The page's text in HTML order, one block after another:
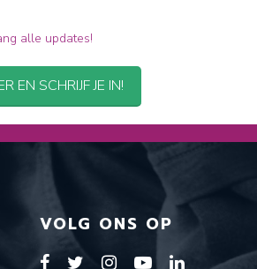
alle updates!
EN SCHRIJF JE IN!
VOLG ONS OP